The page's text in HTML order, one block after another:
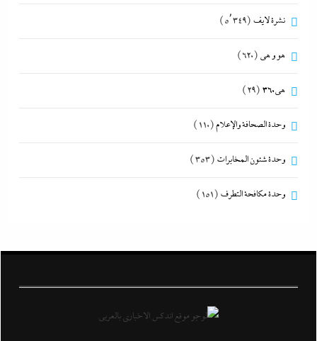
نشرة لايف (5٬349)
هو و هي (620)
هى360 (29)
وحدة الصحافة والإعلام(110)
وحدة شئون المخابرات (353)
وحدة مكافحة التطرف (151)